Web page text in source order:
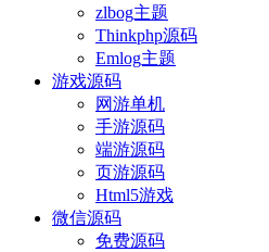
zlbog主题
Thinkphp源码
Emlog主题
游戏源码
网游单机
手游源码
端游源码
页游源码
Html5游戏
微信源码
免费源码